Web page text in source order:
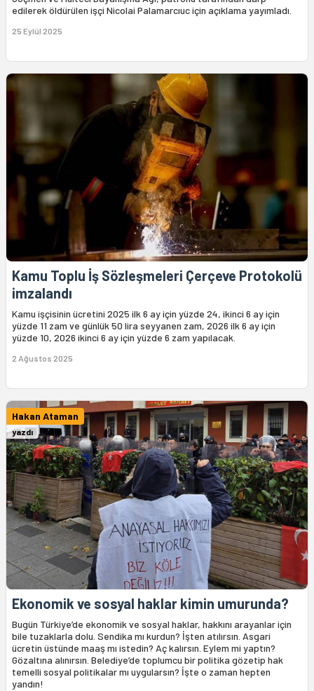
edilerek öldürülen işçi Nicolai Palamarcıuc için açıklama yayımladı.
25 Eylül 2025
Kamu Toplu İş Sözleşmeleri Çerçeve Protokolü
imzalandı
Kamu işçisinin ücretini 2025 ilk 6 ay için yüzde 24, ikinci 6 ay için
yüzde 11 zam ve günlük 50 lira seyyanen zam, 2026 ilk 6 ay için
yüzde 10, 2026 ikinci 6 ay için yüzde 6 zam yapılacak.
2 Ağustos 2025
Hakan Ataman
yazdı
Ekonomik ve sosyal haklar kimin umurunda?
Bugün Türkiye’de ekonomik ve sosyal haklar, hakkını arayanlar için
bile tuzaklarla dolu. Sendika mı kurdun? İşten atılırsın. Asgari
ücretin üstünde maaş mı istedin? Aç kalırsın. Eylem mi yaptın?
Gözaltına alınırsın. Belediye’de toplumcu bir politika gözetip hak
temelli sosyal politikalar mı uygularsın? İşte o zaman hepten
yandın!